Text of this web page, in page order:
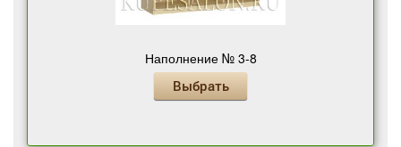
Наполнение № 3-8
Выбрать